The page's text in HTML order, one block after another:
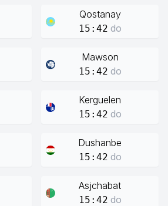
Qostanay
15:42 do
Mawson
15:42 do
Kerguelen
15:42 do
Dushanbe
15:42 do
Asjchabat
15:42 do